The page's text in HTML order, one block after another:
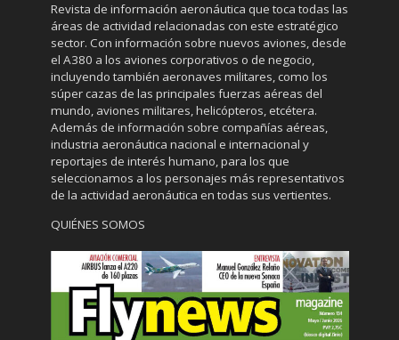
Revista de información aeronáutica que toca todas las
áreas de actividad relacionadas con este estratégico
sector. Con información sobre nuevos aviones, desde
el A380 a los aviones corporativos o de negocio,
incluyendo también aeronaves militares, como los
súper cazas de las principales fuerzas aéreas del
mundo, aviones militares, helicópteros, etcétera.
Además de información sobre compañías aéreas,
industria aeronáutica nacional e internacional y
reportajes de interés humano, para los que
seleccionamos a los personajes más representativos
de la actividad aeronáutica en todas sus vertientes.
QUIÉNES SOMOS